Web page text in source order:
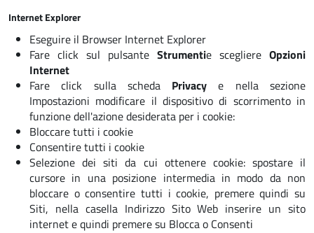
Internet Explorer
Eseguire il Browser Internet Explorer
Fare click sul pulsante Strumentie scegliere Opzioni
Internet
Fare click sulla scheda Privacy e nella sezione
Impostazioni modificare il dispositivo di scorrimento in
funzione dell'azione desiderata per i cookie:
Bloccare tutti i cookie
Consentire tutti i cookie
Selezione dei siti da cui ottenere cookie: spostare il
cursore in una posizione intermedia in modo da non
bloccare o consentire tutti i cookie, premere quindi su
Siti, nella casella Indirizzo Sito Web inserire un sito
internet e quindi premere su Blocca o Consenti